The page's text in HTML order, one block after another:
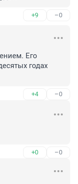
+9 –0
Его
годах
+4 –0
+0 –0